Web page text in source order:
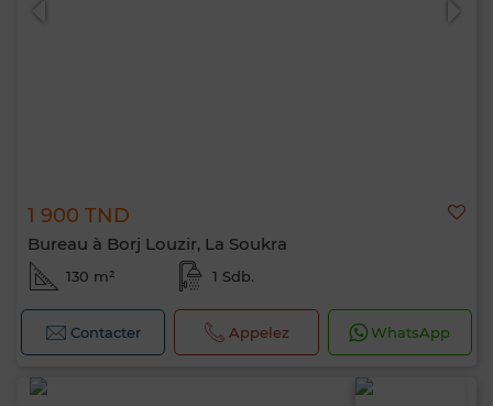
1 900 TND
Bureau à Borj Louzir, La Soukra
130 m² 1 Sdb.
Contacter Appelez WhatsApp